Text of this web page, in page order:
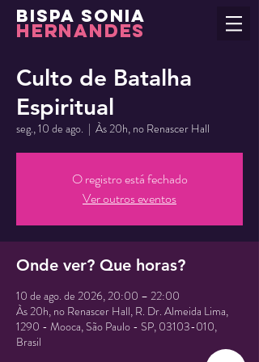
BISPA SONIA
HERNANDES
Culto de Batalha
Espiritual
seg., 10 de ago.
  |
Às 20h, no Renascer Hall
O registro está fechado
Ver outros eventos
Onde ver? Que horas?
10 de ago. de 2026, 20:00 – 22:00
Às 20h, no Renascer Hall, R. Dr. Almeida Lima,
1290 - Mooca, São Paulo - SP, 03103-010,
Brasil